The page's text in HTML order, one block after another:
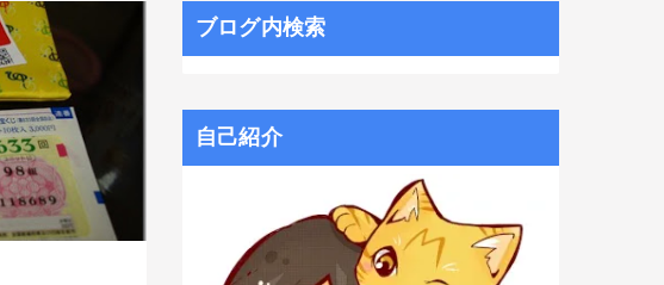
ブログ内検索
自己紹介